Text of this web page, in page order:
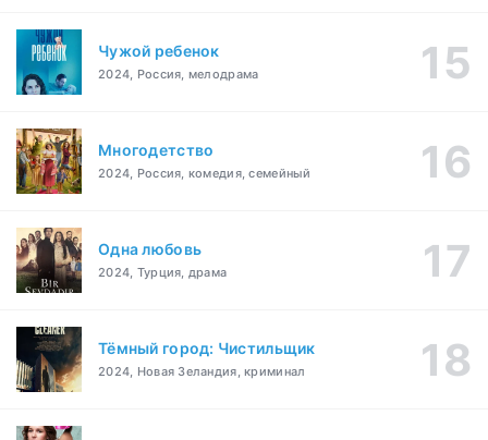
Чужой ребенок
2024, Россия, мелодрама
Многодетство
2024, Россия, комедия, семейный
Одна любовь
2024, Турция, драма
Тёмный город: Чистильщик
2024, Новая Зеландия, криминал